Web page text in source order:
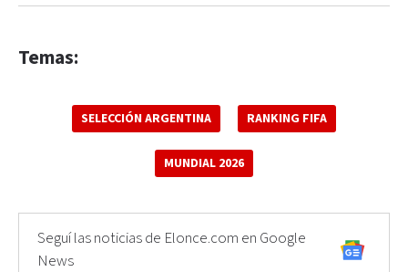
Temas:
SELECCIÓN ARGENTINA RANKING FIFA
MUNDIAL 2026
Seguí las noticias de Elonce.com en Google
News